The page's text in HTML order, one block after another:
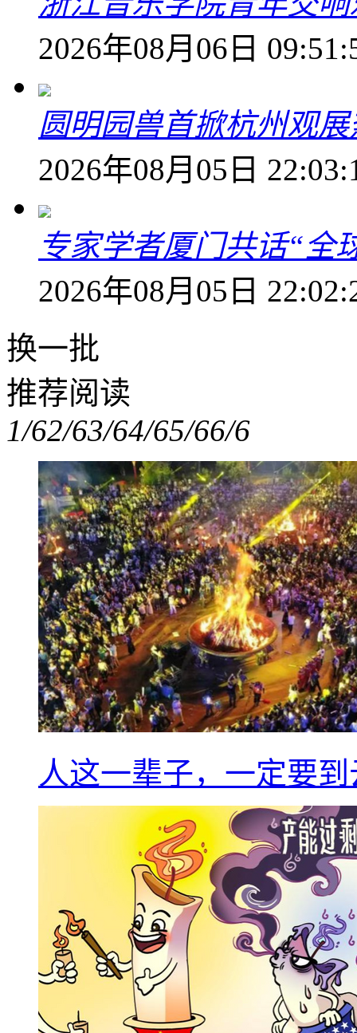
2026年08月06日
圆明园兽首掀杭州观
2026年08月05日
专家学者厦门共话“全
2026年08月05日
换一批
推荐阅读
1/62/63/64/65/66/6
人这一辈子，一定要